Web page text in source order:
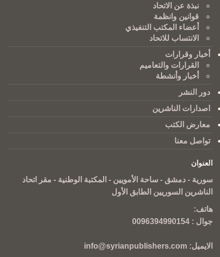
نبذة عن الاتحاد
قوانين وانظمة
أعضاء المكتب التنفيذي
الانتساب للاتحاد
أخبار وقرارات
القرارات والتعاميم
أخبار وأنشطة
دور النشر
اصدارات الناشرين
معارض الكتب
تواصل معنا
العنوان
سورية - دمشق - ساحة الأمويين - المكتبة الوطنية - مقر اتحاد
الناشرين السوريين الطابق الأول
هاتف:
جوال : 0096394990154
الايميل: info@syrianpublishers.com